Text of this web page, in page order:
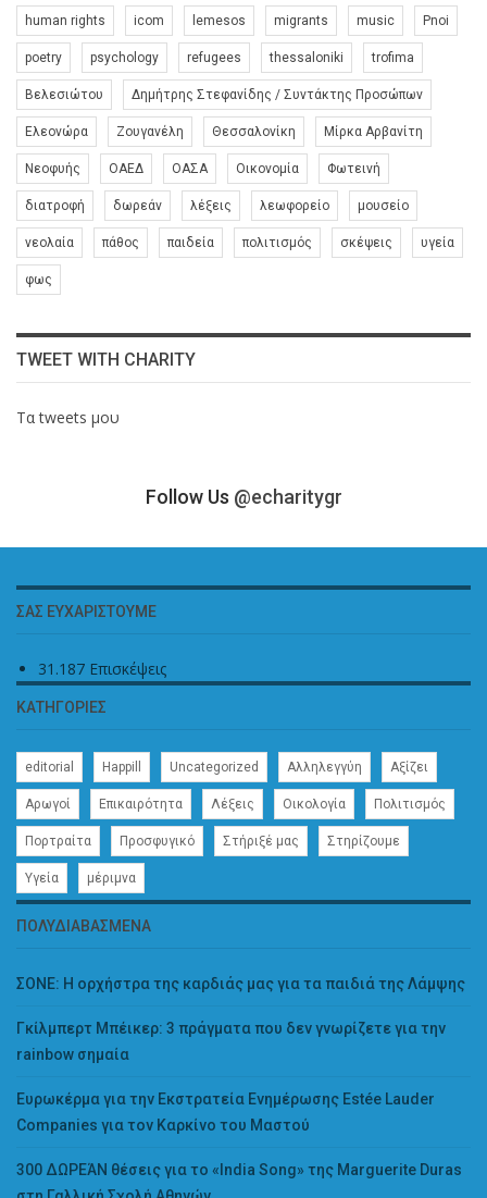
human rights icom lemesos migrants music Pnoi
poetry psychology refugees thessaloniki trofima
Βελεσιώτου Δημήτρης Στεφανίδης / Συντάκτης Προσώπων
Ελεονώρα Ζουγανέλη Θεσσαλονίκη Μίρκα Αρβανίτη
Νεοφυής ΟΑΕΔ ΟΑΣΑ Οικονομία Φωτεινή
διατροφή δωρεάν λέξεις λεωφορείο μουσείο
νεολαία πάθος παιδεία πολιτισμός σκέψεις υγεία
φως
TWEET WITH CHARITY
Τα tweets μου
Follow Us @echaritygr
ΣΑΣ ΕΥΧΑΡΙΣΤΟΎΜΕ
31.187 Επισκέψεις
ΚΑΤΗΓΟΡΊΕΣ
editorial Happill Uncategorized Αλληλεγγύη Αξίζει
Αρωγοί Επικαιρότητα Λέξεις Οικολογία Πολιτισμός
Πορτραίτα Προσφυγικό Στήριξέ μας Στηρίζουμε
Υγεία μέριμνα
ΠΟΛΥΔΙΑΒΑΣΜΈΝΑ
ΣΟΝΕ: Η ορχήστρα της καρδιάς μας για τα παιδιά της Λάμψης
Γκίλμπερτ Μπέικερ: 3 πράγματα που δεν γνωρίζετε για την
rainbow σημαία
Ευρωκέρμα για την Εκστρατεία Ενημέρωσης Estée Lauder
Companies για τον Καρκίνο του Μαστού
300 ΔΩΡΕΆΝ θέσεις για το «India Song» της Marguerite Duras